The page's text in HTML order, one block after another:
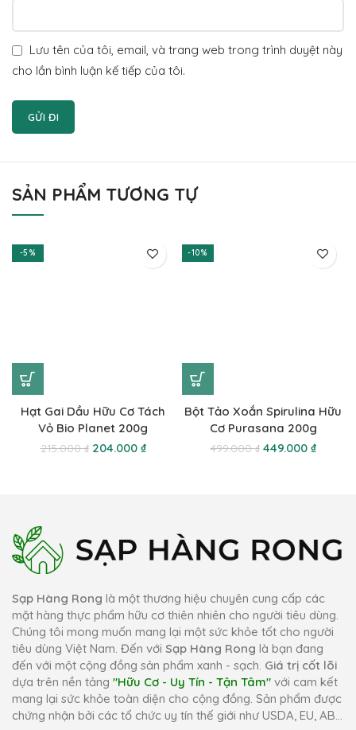
Lưu tên của tôi, email, và trang web trong trình duyệt này
cho lần bình luận kế tiếp của tôi.
SẢN PHẨM TƯƠNG TỰ
-5%
Hạt Gai Dầu Hữu Cơ Tách
Vỏ Bio Planet 200g
215.000₫ 204.000 ₫
-10%
Bột Tảo Xoắn Spirulina Hữu
Cơ Purasana 200g
499.000₫ 449.000 ₫
Sạp Hàng Rong là một thương hiệu chuyên cung cấp các
mặt hàng thực phẩm hữu cơ thiên nhiên cho người tiêu dùng.
Chúng tôi mong muốn mang lại một sức khỏe tốt cho người
tiêu dùng Việt Nam. Đến với Sạp Hàng Rong là bạn đang
đến với một cộng đồng sản phẩm xanh - sạch. Giá trị cốt lõi
dựa trên nền tảng "Hữu Cơ - Uy Tín - Tận Tâm" với cam kết
mang lại sức khỏe toàn diện cho cộng đồng. Sản phẩm được
chứng nhận bởi các tổ chức uy tín thế giới như USDA, EU, AB...